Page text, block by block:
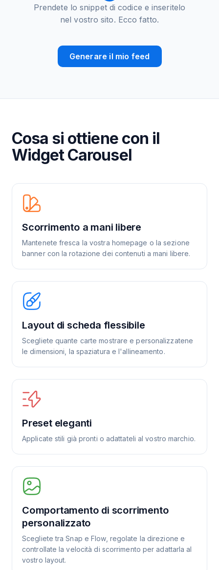
Prendete lo snippet di codice e inseritelo
nel vostro sito. Ecco fatto.
Generare il mio feed
Cosa si ottiene con il
Widget Carousel
Scorrimento a mani libere
Mantenete fresca la vostra homepage o la sezione
banner con la rotazione dei contenuti a mani libere.
Layout di scheda flessibile
Scegliete quante carte mostrare e personalizzatene
le dimensioni, la spaziatura e l'allineamento.
Preset eleganti
Applicate stili già pronti o adattateli al vostro marchio.
Comportamento di scorrimento
personalizzato
Scegliete tra Snap e Flow, regolate la direzione e
controllate la velocità di scorrimento per adattarla al
vostro layout.